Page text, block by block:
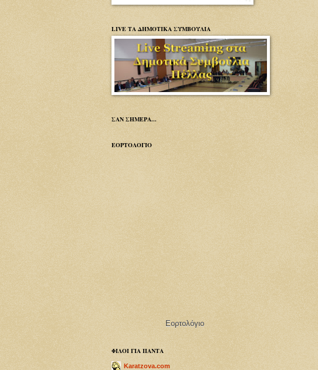
LIVE ΤΑ ΔΗΜΟΤΙΚΑ ΣΥΜΒΟΥΛΙΑ
ΣΑΝ ΣΗΜΕΡΑ...
ΕΟΡΤΟΛΟΓΙΟ
Εορτολόγιο
ΦΙΛΟΙ ΓΙΑ ΠΑΝΤΑ
Karatzova.com